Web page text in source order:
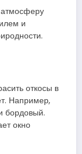
атмосферу
и
откосы в
Например,
бордовый.
окно